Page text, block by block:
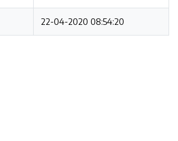
22-04-2020 08:54:20